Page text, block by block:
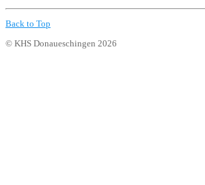
Back to Top
© KHS Donaueschingen 2026